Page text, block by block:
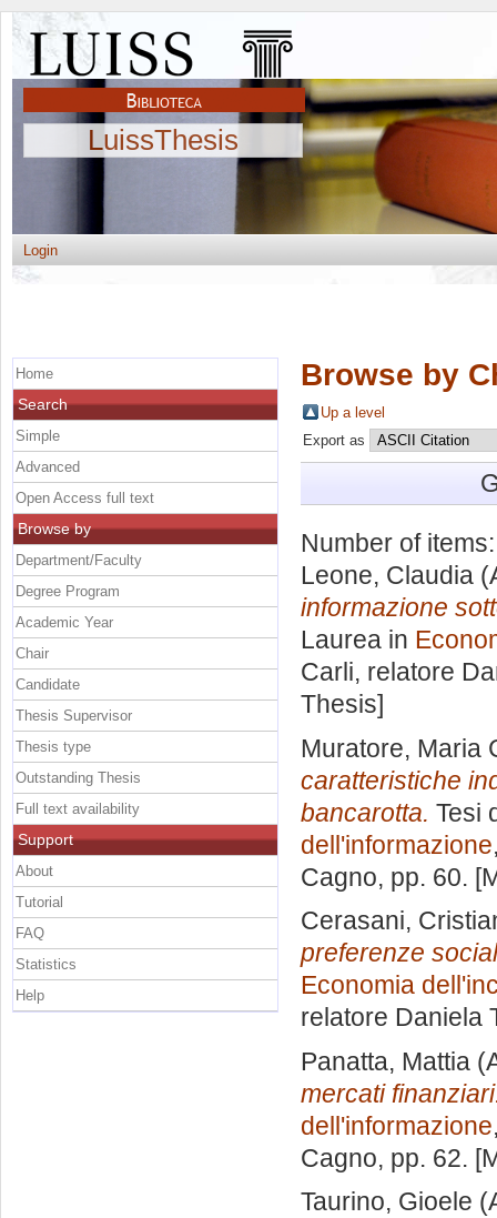
LuissThesis
Login
Browse by
Up a level
Export as
Number of
Leone, Claudia
informazione
Laurea in
Carli, relatore
Thesis]
Muratore, Maria
caratteristiche
bancarotta. Tesi
dell'informazione
Cagno, pp. 60.
Cerasani,
preferenze
Economia
relatore Daniela
Panatta, Mattia
mercati
dell'informazione
Cagno, pp. 62.
Taurino, Gioele
Home
Search
Simple
Advanced
Open Access full text
Browse by
Department/Faculty
Degree Program
Academic Year
Chair
Candidate
Thesis Supervisor
Thesis type
Outstanding Thesis
Full text availability
Support
About
Tutorial
FAQ
Statistics
Help